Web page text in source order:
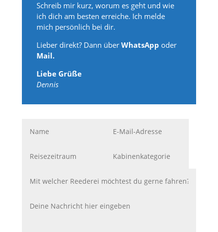
Schreib mir kurz, worum es geht und wie
ich dich am besten erreiche. Ich melde
mich persönlich bei dir.
Lieber direkt? Dann überWhatsApp oder
Mail.
Liebe Grüße
Dennis